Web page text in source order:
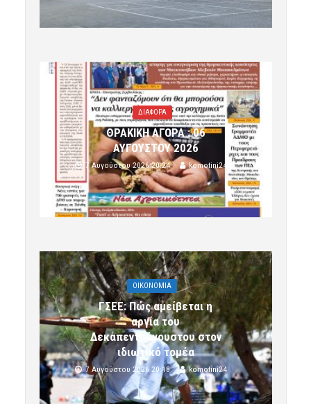
ΔΙΑΦΟΡΑ
ΘΡΑΚΙΚΗ ΑΓΟΡΑ : 06
ΑΥΓΟΥΣΤΟΥ 2026
7 Αυγούστου 2026 20:24 komotini24
OIKONOMIA
ΓΣΕΕ: Πώς αμείβεται η
αργία του
Δεκαπενταύγουστου στον
ιδιωτικό τομέα
7 Αυγούστου 2026 20:18 komotini24